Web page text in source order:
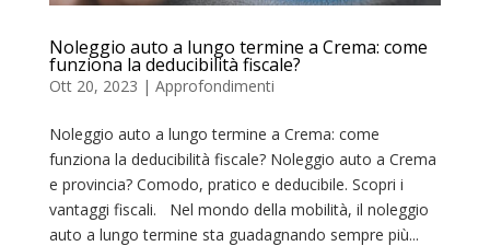
Noleggio auto a lungo termine a Crema: come
funziona la deducibilità fiscale?
Ott 20, 2023 | Approfondimenti
Noleggio auto a lungo termine a Crema: come
funziona la deducibilità fiscale? Noleggio auto a Crema
e provincia? Comodo, pratico e deducibile. Scopri i
vantaggi fiscali. Nel mondo della mobilità, il noleggio
auto a lungo termine sta guadagnando sempre più...